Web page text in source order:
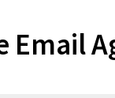
Email